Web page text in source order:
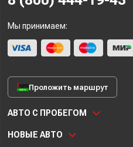
Мы принимаем:
Проложить маршрут
АВТО С ПРОБЕГОМ
НОВЫЕ АВТО